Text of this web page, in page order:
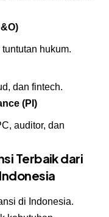
hukum.
dan fintech.
(PI)
auditor, dan
Terbaik dari
di Indonesia.